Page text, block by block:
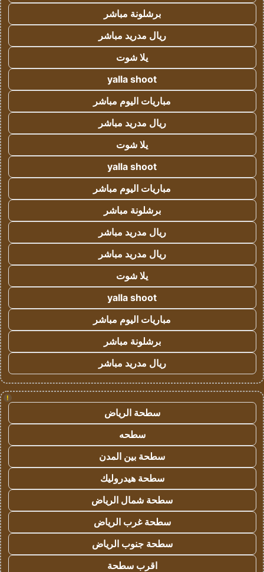
برشلونة مباشر
ريال مدريد مباشر
يلا شوت
yalla shoot
مباريات اليوم مباشر
ريال مدريد مباشر
يلا شوت
yalla shoot
مباريات اليوم مباشر
برشلونة مباشر
ريال مدريد مباشر
ريال مدريد مباشر
يلا شوت
yalla shoot
مباريات اليوم مباشر
برشلونة مباشر
ريال مدريد مباشر
!
سطحة الرياض
سطحه
سطحة بين المدن
سطحة هيدروليك
سطحة شمال الرياض
سطحة غرب الرياض
سطحة جنوب الرياض
اقرب سطحة